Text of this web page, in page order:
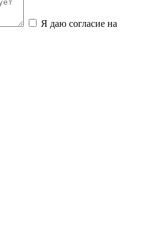
Я даю согласие на